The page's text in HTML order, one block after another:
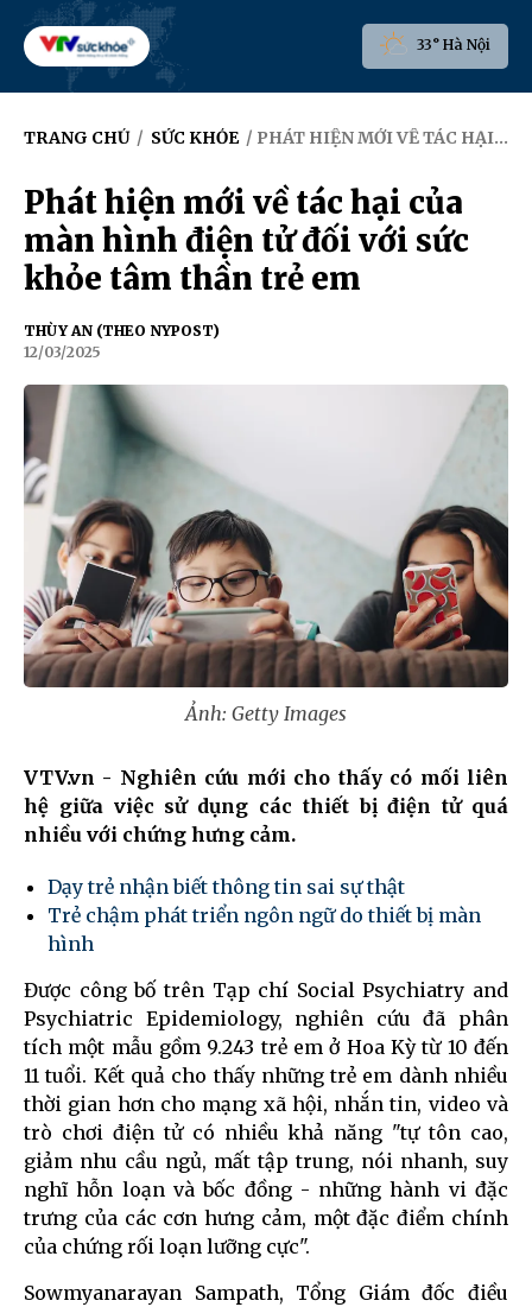
33° Hà Nội
TRANG CHỦ / SỨC KHỎE / PHÁT HIỆN MỚI VỀ TÁC HẠI CỦA MÀN HÌNH ĐIỆN TỬ ĐỐI VỚI SỨC KHỎE TÂM THẦN TRẺ EM
Phát hiện mới về tác hại của
màn hình điện tử đối với sức
khỏe tâm thần trẻ em
THÙY AN (THEO NYPOST)
12/03/2025
Ảnh: Getty Images
VTV.vn - Nghiên cứu mới cho thấy có mối liên
hệ giữa việc sử dụng các thiết bị điện tử quá
nhiều với chứng hưng cảm.
Dạy trẻ nhận biết thông tin sai sự thật
Trẻ chậm phát triển ngôn ngữ do thiết bị màn
hình
Được công bố trên Tạp chí Social Psychiatry and
Psychiatric Epidemiology, nghiên cứu đã phân
tích một mẫu gồm 9.243 trẻ em ở Hoa Kỳ từ 10 đến
11 tuổi. Kết quả cho thấy những trẻ em dành nhiều
thời gian hơn cho mạng xã hội, nhắn tin, video và
trò chơi điện tử có nhiều khả năng "tự tôn cao,
giảm nhu cầu ngủ, mất tập trung, nói nhanh, suy
nghĩ hỗn loạn và bốc đồng - những hành vi đặc
trưng của các cơn hưng cảm, một đặc điểm chính
của chứng rối loạn lưỡng cực".
Sowmyanarayan Sampath, Tổng Giám đốc điều